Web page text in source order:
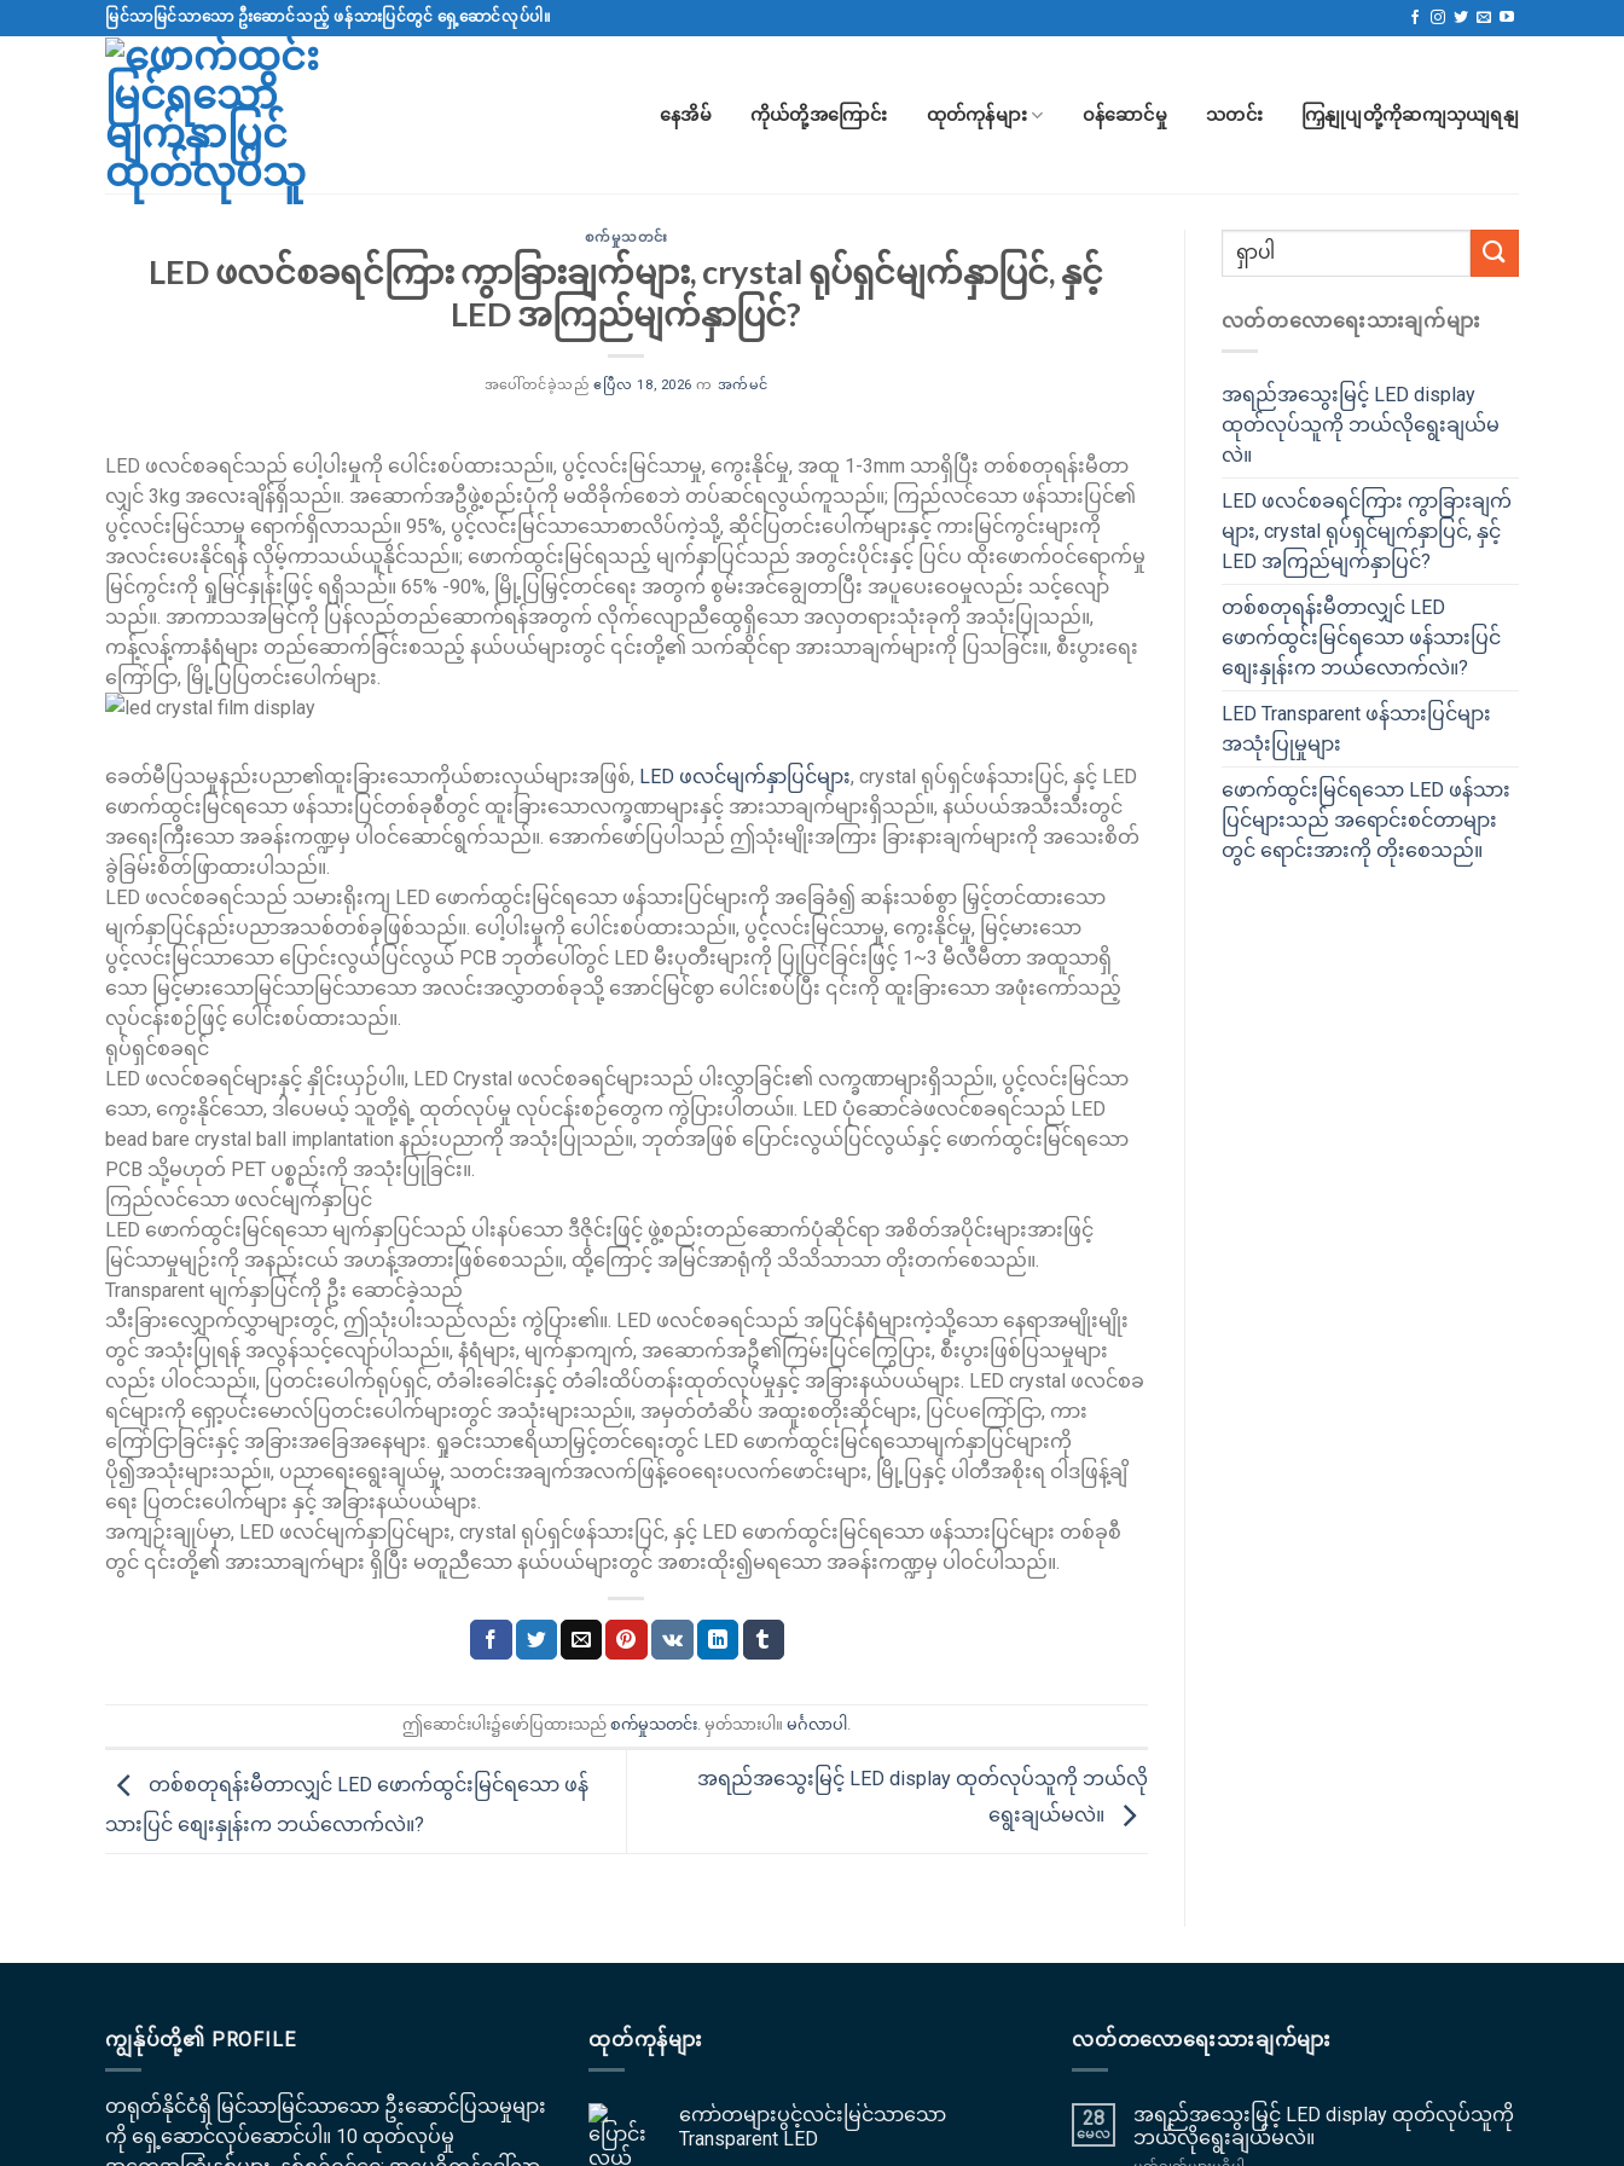
အကြောင်းအရာ
Skip
မြင်သာမြင်သာသော ဦးဆောင်သည့် ဖန်သားပြင်တွင် ရှေ့ဆောင်လုပ်ပါ။
နေအိမ် ကိုယ်တို့အကြောင်း ထုတ်ကုန်များ ဝန်ဆောင်မှု သတင်း ကြှနျုပျတို့ကိုဆကျသှယျရနျ
စက်မှုသတင်း
LED ဖလင်စခရင်ကြား ကွာခြားချက်များ, crystal ရုပ်ရှင်မျက်နှာပြင်, နှင့်
LED အကြည်မျက်နှာပြင်?
အပေါ်တင်ခဲ့သည်ဧပြီလ 18, 2026 က အက်မင်
LED ဖလင်စခရင်သည် ပေါ့ပါးမှုကို ပေါင်းစပ်ထားသည်။, ပွင့်လင်းမြင်သာမှု, ကွေးနိုင်မှု, အထူ 1-3mm သာရှိပြီး တစ်စတုရန်းမီတာ
လျှင် 3kg အလေးချိန်ရှိသည်။. အဆောက်အဦဖွဲ့စည်းပုံကို မထိခိုက်စေဘဲ တပ်ဆင်ရလွယ်ကူသည်။; ကြည်လင်သော ဖန်သားပြင်၏
ပွင့်လင်းမြင်သာမှု ရောက်ရှိလာသည်။ 95%, ပွင့်လင်းမြင်သာသောစာလိပ်ကဲ့သို့, ဆိုင်ပြတင်းပေါက်များနှင့် ကားမြင်ကွင်းများကို
အလင်းပေးနိုင်ရန် လှိမ့်ကာသယ်ယူနိုင်သည်။; ဖောက်ထွင်းမြင်ရသည့် မျက်နှာပြင်သည် အတွင်းပိုင်းနှင့် ပြင်ပ ထိုးဖောက်ဝင်ရောက်မှု
မြင်ကွင်းကို ရှုမြင်နှုန်းဖြင့် ရရှိသည်။ 65% -90%, မြို့ပြမြှင့်တင်ရေး အတွက် စွမ်းအင်ချွေတာပြီး အပူပေးဝေမှုလည်း သင့်လျော်
သည်။. အာကာသအမြင်ကို ပြန်လည်တည်ဆောက်ရန်အတွက် လိုက်လျောညီထွေရှိသော အလှတရားသုံးခုကို အသုံးပြုသည်။,
ကန့်လန့်ကာနံရံများ တည်ဆောက်ခြင်းစသည့် နယ်ပယ်များတွင် ၎င်းတို့၏ သက်ဆိုင်ရာ အားသာချက်များကို ပြသခြင်း။, စီးပွားရေး
ကြော်ငြာ, မြို့ပြပြတင်းပေါက်များ.
ခေတ်မီပြသမှုနည်းပညာ၏ထူးခြားသောကိုယ်စားလှယ်များအဖြစ်, LED ဖလင်မျက်နှာပြင်များ, crystal ရုပ်ရှင်ဖန်သားပြင်, နှင့် LED
ဖောက်ထွင်းမြင်ရသော ဖန်သားပြင်တစ်ခုစီတွင် ထူးခြားသောလက္ခဏာများနှင့် အားသာချက်များရှိသည်။, နယ်ပယ်အသီးသီးတွင်
အရေးကြီးသော အခန်းကဏ္ဍမှ ပါဝင်ဆောင်ရွက်သည်။. အောက်ဖော်ပြပါသည် ဤသုံးမျိုးအကြား ခြားနားချက်များကို အသေးစိတ်
ခွဲခြမ်းစိတ်ဖြာထားပါသည်။.
LED ဖလင်စခရင်သည် သမားရိုးကျ LED ဖောက်ထွင်းမြင်ရသော ဖန်သားပြင်များကို အခြေခံ၍ ဆန်းသစ်စွာ မြှင့်တင်ထားသော
မျက်နှာပြင်နည်းပညာအသစ်တစ်ခုဖြစ်သည်။. ပေါ့ပါးမှုကို ပေါင်းစပ်ထားသည်။, ပွင့်လင်းမြင်သာမှု, ကွေးနိုင်မှု, မြင့်မားသော
ပွင့်လင်းမြင်သာသော ပြောင်းလွယ်ပြင်လွယ် PCB ဘုတ်ပေါ်တွင် LED မီးပုတီးများကို ပြုပြင်ခြင်းဖြင့် 1~3 မီလီမီတာ အထူသာရှိ
သော မြင့်မားသောမြင်သာမြင်သာသော အလင်းအလွှာတစ်ခုသို့ အောင်မြင်စွာ ပေါင်းစပ်ပြီး ၎င်းကို ထူးခြားသော အဖုံးကော်သည့်
လုပ်ငန်းစဉ်ဖြင့် ပေါင်းစပ်ထားသည်။.
ရုပ်ရှင်စခရင်
LED ဖလင်စခရင်များနှင့် နှိုင်းယှဉ်ပါ။, LED Crystal ဖလင်စခရင်များသည် ပါးလွှာခြင်း၏ လက္ခဏာများရှိသည်။, ပွင့်လင်းမြင်သာ
သော, ကွေးနိုင်သော, ဒါပေမယ့် သူတို့ရဲ့ ထုတ်လုပ်မှု လုပ်ငန်းစဉ်တွေက ကွဲပြားပါတယ်။. LED ပုံဆောင်ခဲဖလင်စခရင်သည် LED
bead bare crystal ball implantation နည်းပညာကို အသုံးပြုသည်။, ဘုတ်အဖြစ် ပြောင်းလွယ်ပြင်လွယ်နှင့် ဖောက်ထွင်းမြင်ရသော
PCB သို့မဟုတ် PET ပစ္စည်းကို အသုံးပြုခြင်း။.
ကြည်လင်သော ဖလင်မျက်နှာပြင်
LED ဖောက်ထွင်းမြင်ရသော မျက်နှာပြင်သည် ပါးနပ်သော ဒီဇိုင်းဖြင့် ဖွဲ့စည်းတည်ဆောက်ပုံဆိုင်ရာ အစိတ်အပိုင်းများအားဖြင့်
မြင်သာမှုမျဉ်းကို အနည်းငယ် အဟန့်အတားဖြစ်စေသည်။, ထို့ကြောင့် အမြင်အာရုံကို သိသိသာသာ တိုးတက်စေသည်။.
Transparent မျက်နှာပြင်ကို ဦး ဆောင်ခဲ့သည်
သီးခြားလျှောက်လွှာများတွင်, ဤသုံးပါးသည်လည်း ကွဲပြား၏။. LED ဖလင်စခရင်သည် အပြင်နံရံများကဲ့သို့သော နေရာအမျိုးမျိုး
တွင် အသုံးပြုရန် အလွန်သင့်လျော်ပါသည်။, နံရံများ, မျက်နှာကျက်, အဆောက်အဦ၏ကြမ်းပြင်ကြွေပြား, စီးပွားဖြစ်ပြသမှုများ
လည်း ပါဝင်သည်။, ပြတင်းပေါက်ရုပ်ရှင်, တံခါးခေါင်းနှင့် တံခါးထိပ်တန်းထုတ်လုပ်မှုနှင့် အခြားနယ်ပယ်များ. LED crystal ဖလင်စခ
ရင်များကို ရှော့ပင်းမောလ်ပြတင်းပေါက်များတွင် အသုံးများသည်။, အမှတ်တံဆိပ် အထူးစတိုးဆိုင်များ, ပြင်ပကြော်ငြာ, ကား
ကြော်ငြာခြင်းနှင့် အခြားအခြေအနေများ. ရှုခင်းသာဧရိယာမြှင့်တင်ရေးတွင် LED ဖောက်ထွင်းမြင်ရသောမျက်နှာပြင်များကို
ပို၍အသုံးများသည်။, ပညာရေးရွေးချယ်မှု, သတင်းအချက်အလက်ဖြန့်ဝေရေးပလက်ဖောင်းများ, မြို့ပြနှင့် ပါတီအစိုးရ ဝါဒဖြန့်ချိ
ရေး ပြတင်းပေါက်များ နှင့် အခြားနယ်ပယ်များ.
အကျဉ်းချုပ်မှာ, LED ဖလင်မျက်နှာပြင်များ, crystal ရုပ်ရှင်ဖန်သားပြင်, နှင့် LED ဖောက်ထွင်းမြင်ရသော ဖန်သားပြင်များ တစ်ခုစီ
တွင် ၎င်းတို့၏ အားသာချက်များ ရှိပြီး မတူညီသော နယ်ပယ်များတွင် အစားထိုး၍မရသော အခန်းကဏ္ဍမှ ပါဝင်ပါသည်။.
ဤဆောင်းပါး၌ဖော်ပြထားသည် စက်မှုသတင်း. မှတ်သားပါ။ မင်္ဂလာပါ .
တစ်စတုရန်းမီတာလျှင် LED ဖောက်ထွင်းမြင်ရသော ဖန်
သားပြင် စျေးနှုန်းက ဘယ်လောက်လဲ။?
အရည်အသွေးမြင့် LED display ထုတ်လုပ်သူကို ဘယ်လို
ရွေးချယ်မလဲ။
လတ်တလောရေးသားချက်များ
အရည်အသွေးမြင့် LED display
ထုတ်လုပ်သူကို ဘယ်လိုရွေးချယ်မ
လဲ။
LED ဖလင်စခရင်ကြား ကွာခြားချက်
များ, crystal ရုပ်ရှင်မျက်နှာပြင်, နှင့်
LED အကြည်မျက်နှာပြင်?
တစ်စတုရန်းမီတာလျှင် LED
ဖောက်ထွင်းမြင်ရသော ဖန်သားပြင်
စျေးနှုန်းက ဘယ်လောက်လဲ။?
LED Transparent ဖန်သားပြင်များ
အသုံးပြုမှုများ
ဖောက်ထွင်းမြင်ရသော LED ဖန်သား
ပြင်များသည် အရောင်းစင်တာများ
တွင် ရောင်းအားကို တိုးစေသည်။
ကျွန်ုပ်တို့၏ PROFILE
တရုတ်နိုင်ငံရှိ မြင်သာမြင်သာသော ဦးဆောင်ပြသမှုများ
ကို ရှေ့ဆောင်လုပ်ဆောင်ပါ။ 10 ထုတ်လုပ်မှု
ထုတ်ကုန်များ
ကော်တများပွင့်လင်းမြင်သာသော
Transparent LED
လတ်တလောရေးသားချက်များ
28
မေလ
အရည်အသွေးမြင့် LED display ထုတ်လုပ်သူကို
ဘယ်လိုရွေးချယ်မလဲ။